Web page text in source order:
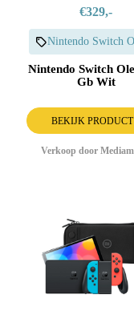
€329,-
Nintendo Switch
Nintendo Switch
Gb Wit
BEKIJK PRODUCT
Verkoop door